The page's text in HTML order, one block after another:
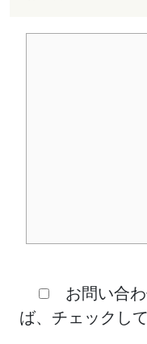
お問い合わ
ば、チェックし